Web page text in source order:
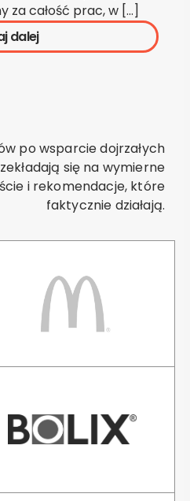
za całość prac, w […]
dalej
po wsparcie dojrzałych
się na wymierne
i rekomendacje, które
faktycznie działają.